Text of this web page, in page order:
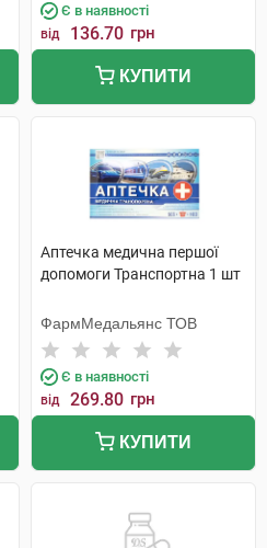
Є в наявності
від 136.70 грн
КУПИТИ
Аптечка медична першої
допомоги Транспортна 1 шт
ФармМедальянс ТОВ
Є в наявності
від 269.80 грн
КУПИТИ